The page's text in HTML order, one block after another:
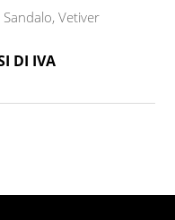
Vetiver
DI IVA